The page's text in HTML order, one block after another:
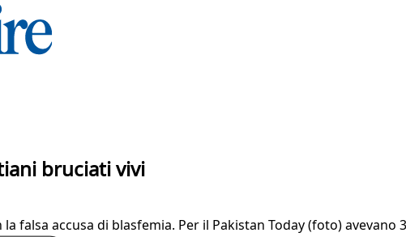
bruciati vivi
falsa accusa di blasfemia. Per il Pakistan Today (foto) avevano